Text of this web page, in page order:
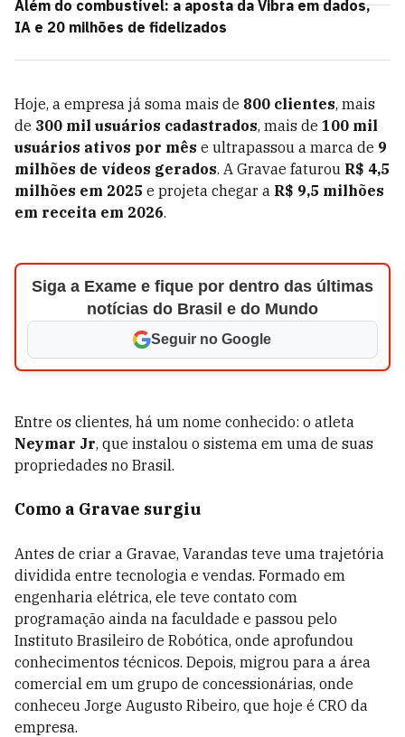
Além do combustível: a aposta da Vibra em dados,
IA e 20 milhões de fidelizados
Hoje, a empresa já soma mais de 800 clientes, mais
de 300 mil usuários cadastrados, mais de 100 mil
usuários ativos por mês e ultrapassou a marca de 9
milhões de vídeos gerados. A Gravae faturou R$ 4,5
milhões em 2025 e projeta chegar a R$ 9,5 milhões
em receita em 2026.
Siga a Exame e fique por dentro das últimas
notícias do Brasil e do Mundo
Seguir no Google
Entre os clientes, há um nome conhecido: o atleta
Neymar Jr, que instalou o sistema em uma de suas
propriedades no Brasil.
Como a Gravae surgiu
Antes de criar a Gravae, Varandas teve uma trajetória
dividida entre tecnologia e vendas. Formado em
engenharia elétrica, ele teve contato com
programação ainda na faculdade e passou pelo
Instituto Brasileiro de Robótica, onde aprofundou
conhecimentos técnicos. Depois, migrou para a área
comercial em um grupo de concessionárias, onde
conheceu Jorge Augusto Ribeiro, que hoje é CRO da
empresa.